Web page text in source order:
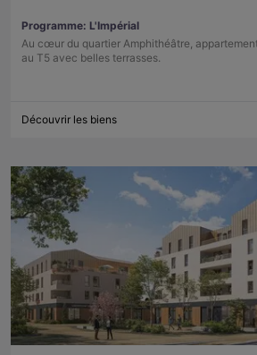
Programme: L'Impérial
Au cœur du quartier Amphithéâtre,
au T5 avec belles terrasses.
Découvrir les biens